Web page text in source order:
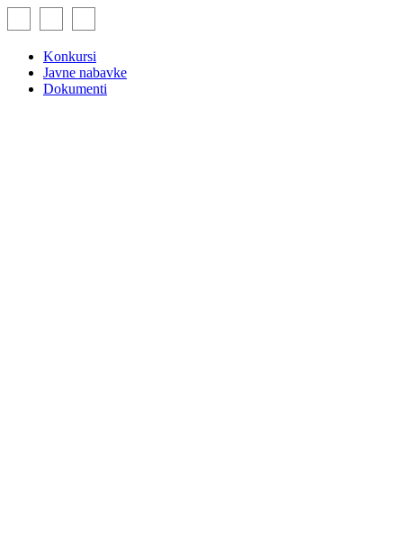
to
Konkursi
Javne nabavke
Dokumenti